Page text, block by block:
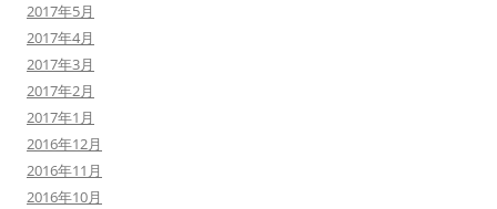
2017年5月
2017年4月
2017年3月
2017年2月
2017年1月
2016年12月
2016年11月
2016年10月